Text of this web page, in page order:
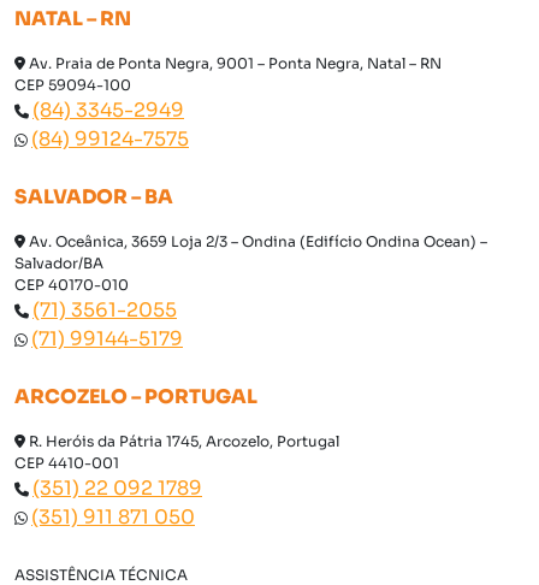
NATAL – RN
Av. Praia de Ponta Negra, 9001 – Ponta Negra, Natal – RN
CEP 59094-100
(84) 3345-2949
(84) 99124-7575
SALVADOR – BA
Av. Oceânica, 3659 Loja 2/3 – Ondina (Edifício Ondina Ocean) –
Salvador/BA
CEP 40170-010
(71) 3561-2055
(71) 99144-5179
ARCOZELO – PORTUGAL
R. Heróis da Pátria 1745, Arcozelo, Portugal
CEP 4410-001
(351) 22 092 1789
(351) 911 871 050
ASSISTÊNCIA TÉCNICA